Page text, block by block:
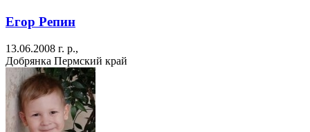
Егор Репин
13.06.2008 г. р.,
Добрянка Пермский край